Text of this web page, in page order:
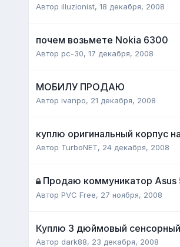
Автор illuzionist, 18 декабря, 2008
почем возьмете Nokia 6300
Автор pc-30, 17 декабря, 2008
МОБИЛУ ПРОДАЮ
Автор ivanpo, 21 декабря, 2008
куплю оригинальный корпус
Автор TurboNET, 24 декабря, 2008
Продаю коммуникатор Asus
Автор PVC Free, 27 ноября, 2008
Куплю 3 дюймовый
Автор dark88, 23 декабря, 2008